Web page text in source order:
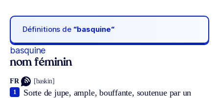
Définitions de “basquine“
basquine
nom féminin
FR [baskin]
Sorte de jupe, ample, bouffante, soutenue par un
1